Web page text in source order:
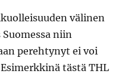
välinen
niin
perehtynyt ei voi
tästä THL